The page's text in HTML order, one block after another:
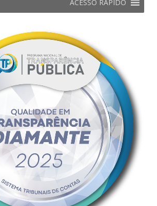
ACESSO RÁPIDO